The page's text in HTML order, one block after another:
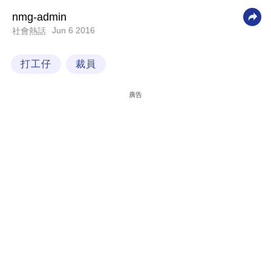
業
技
nmg-admin
社會熱話 Jun 6 2016
打工仔 裁員
廣告